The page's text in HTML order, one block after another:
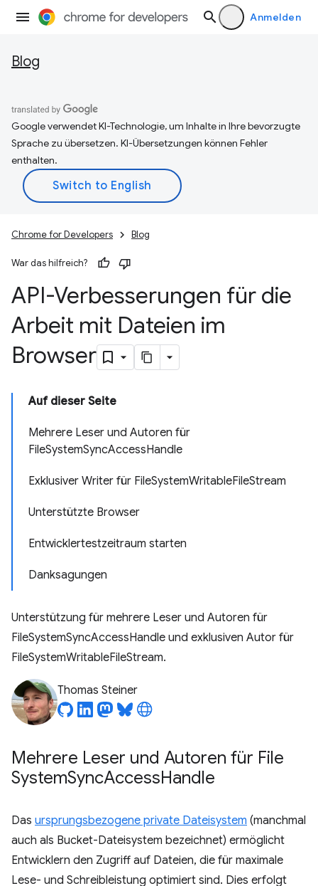
Anmelden
Blog
Google verwendet KI-Technologie, um Inhalte in Ihre bevorzugte
Sprache zu übersetzen. KI-Übersetzungen können Fehler
enthalten.
Chrome for Developers Blog
War das hilfreich?
API-Verbesserungen für die
Arbeit mit Dateien im
Browser
Auf dieser Seite
Mehrere Leser und Autoren für
FileSystemSyncAccessHandle
Exklusiver Writer für FileSystemWritableFileStream
Unterstützte Browser
Entwicklertestzeitraum starten
Danksagungen
Unterstützung für mehrere Leser und Autoren für
FileSystemSyncAccessHandle und exklusiven Autor für
FileSystemWritableFileStream.
Thomas Steiner
Mehrere Leser und Autoren für File
SystemSyncAccessHandle
Das ursprungsbezogene private Dateisystem (manchmal
auch als Bucket-Dateisystem bezeichnet) ermöglicht
Entwicklern den Zugriff auf Dateien, die für maximale
Lese- und Schreibleistung optimiert sind. Dies erfolgt